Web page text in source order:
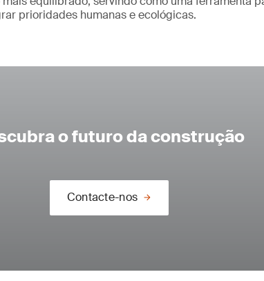
prioridades humanas e ecológicas.
o futuro da construção
Contacte-nos